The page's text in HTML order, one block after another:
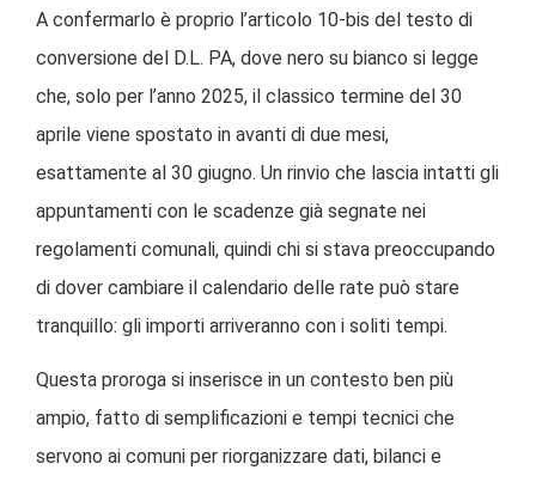
A confermarlo è proprio l’articolo 10-bis del testo di
conversione del D.L. PA, dove nero su bianco si legge
che, solo per l’anno 2025, il classico termine del 30
aprile viene spostato in avanti di due mesi,
esattamente al 30 giugno. Un rinvio che lascia intatti gli
appuntamenti con le scadenze già segnate nei
regolamenti comunali, quindi chi si stava preoccupando
di dover cambiare il calendario delle rate può stare
tranquillo: gli importi arriveranno con i soliti tempi.
Questa proroga si inserisce in un contesto ben più
ampio, fatto di semplificazioni e tempi tecnici che
servono ai comuni per riorganizzare dati, bilanci e